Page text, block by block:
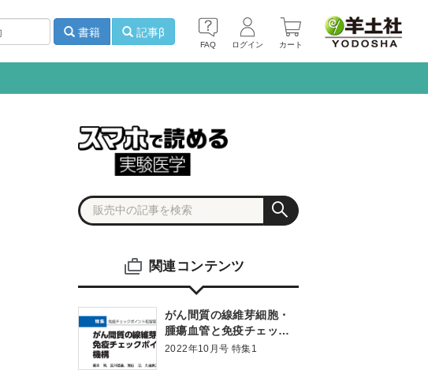
FAQ ログイン カート
書籍 記事β
関連コンテンツ
がん間質の線維芽細胞・
腫瘍血管と免疫チェック
ポイント阻害薬の耐性機
2022年10月号 特集1